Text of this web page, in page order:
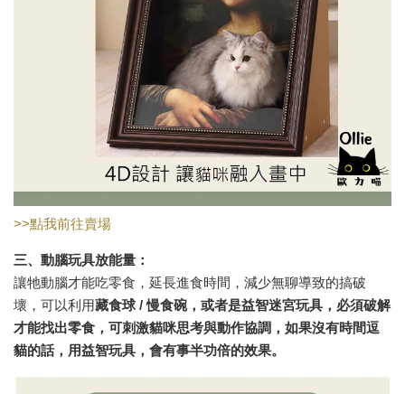
>>點我前往賣場
三、動腦玩具放能量：
讓牠動腦才能吃零食，延長進食時間，減少無聊導致的搞破
壞，可以利用藏食球 /慢食碗，或者是益智迷宮玩具，必須破解
才能找出零食，可刺激貓咪思考與動作協調，如果沒有時間逗
貓的話，用益智玩具，會有事半功倍的效果。